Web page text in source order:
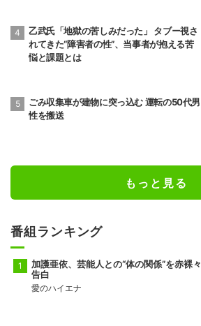
乙武氏「地獄の苦しみだった」 タブー視さ
れてきた“障害者の性”、当事者が抱える苦
悩と課題とは
ごみ収集車が建物に突っ込む 運転の50代男
性を搬送
もっと見る
番組ランキング
加護亜依、芸能人との“体の関係”を赤裸々
告白
愛のハイエナ